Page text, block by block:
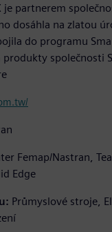
je partnerem
dosáhla na zlatou
do programu
produkty společnosti
Femap/Nastran,
Edge
Průmyslové stroje,